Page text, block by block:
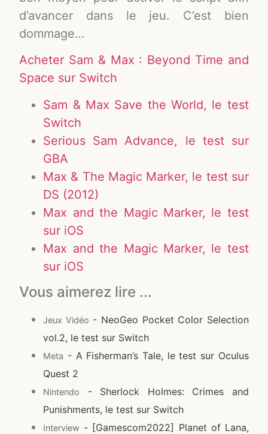
d’avancer dans le jeu. C’est bien
dommage…
Acheter Sam & Max : Beyond Time and
Space sur Switch
Sam & Max Save the World, le test
Switch
Serious Sam Advance, le test sur
GBA
Max & The Magic Marker, le test sur
DS (2012)
Max and the Magic Marker, le test
sur iOS
Max and the Magic Marker, le test
sur iOS
Vous aimerez lire ...
Jeux Vidéo - NeoGeo Pocket Color Selection
vol.2, le test sur Switch
Meta - A Fisherman’s Tale, le test sur Oculus
Quest 2
Nintendo
- Sherlock Holmes: Crimes and
Punishments, le test sur Switch
Interview - [Gamescom2022] Planet of Lana,